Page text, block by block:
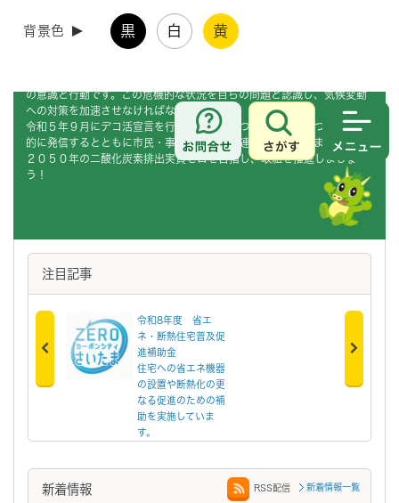
背景色 黒 白 黄
お問合せ
さがす
の意識と行動です。この危機的な状況を自らの問題と認識し、気候変動
への対策を加速させなければなりません。
令和５年９月にデコ活宣言を行い、脱炭素につながる取組について積極
的に発信するとともに市民・事業者の皆様と連携してまいります。
２０５０年の二酸化炭素排出実質ゼロを目指し、取組を推進しましょ
う！
注目記事
令和8年度 省エ
ネ・断熱住宅普及促
進補助金
住宅への省エネ機器
の設置や断熱化の更
なる促進のための補
助を実施していま
す。
電設備等共同購入
募集について
新着情報 新着情報一覧
RSS配信